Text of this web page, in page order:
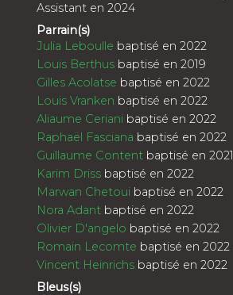
Assistant en 2024
Parrain(s)
Julia Leboulle baptisé en 2022
Louis Berthus baptisé en 2019
Gilles Acolatse baptisé en 2022
Louis Vranken baptisé en 2022
Aliaume Ceriani baptisé en 2022
Raphaël Fasciana baptisé en 2022
Guillaume Content baptisé en 2021
Karim Driss baptisé en 2022
Marwan Chetoui baptisé en 2022
Nora Adant baptisé en 2022
Olivier D'angelo baptisé en 2022
Romain Lecomte baptisé en 2022
Vincent Heinrichs baptisé en 2022
Bleus(s)